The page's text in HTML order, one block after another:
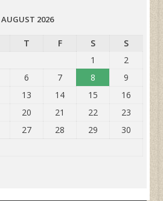
AUGUST 2026
T F S
S
1
2
6 7 8
9
13 14 15
16
20 21 22
23
27 28 29
30